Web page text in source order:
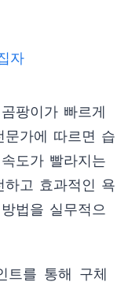
자
팡이가 빠르게
문가에 따르면 습
도가 빨라지는
하고 효과적인 욕
법을 실무적으
트를 통해 구체